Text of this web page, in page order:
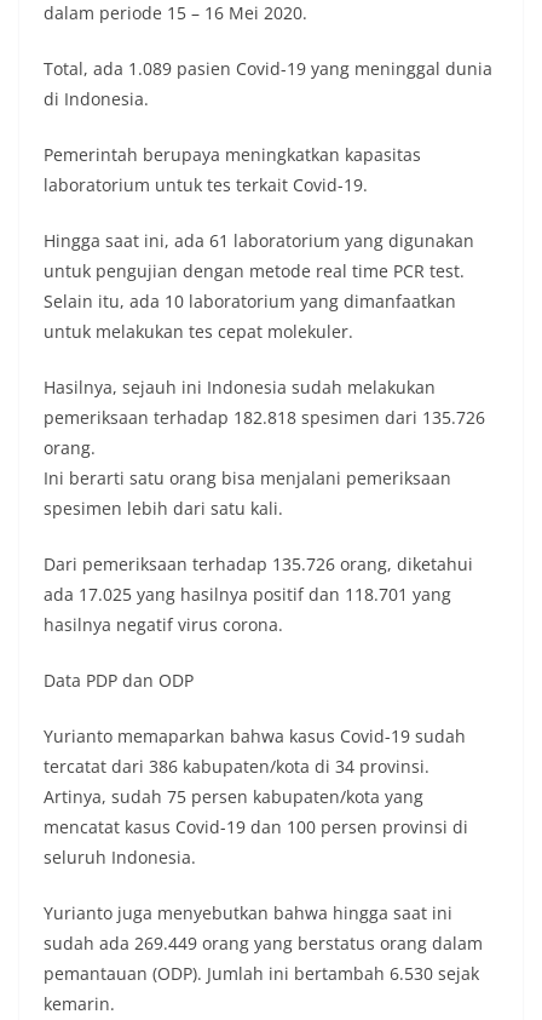
dalam periode 15 – 16 Mei 2020.
Total, ada 1.089 pasien Covid-19 yang meninggal dunia
di Indonesia.
Pemerintah berupaya meningkatkan kapasitas
laboratorium untuk tes terkait Covid-19.
Hingga saat ini, ada 61 laboratorium yang digunakan
untuk pengujian dengan metode real time PCR test.
Selain itu, ada 10 laboratorium yang dimanfaatkan
untuk melakukan tes cepat molekuler.
Hasilnya, sejauh ini Indonesia sudah melakukan
pemeriksaan terhadap 182.818 spesimen dari 135.726
orang.
Ini berarti satu orang bisa menjalani pemeriksaan
spesimen lebih dari satu kali.
Dari pemeriksaan terhadap 135.726 orang, diketahui
ada 17.025 yang hasilnya positif dan 118.701 yang
hasilnya negatif virus corona.
Data PDP dan ODP
Yurianto memaparkan bahwa kasus Covid-19 sudah
tercatat dari 386 kabupaten/kota di 34 provinsi.
Artinya, sudah 75 persen kabupaten/kota yang
mencatat kasus Covid-19 dan 100 persen provinsi di
seluruh Indonesia.
Yurianto juga menyebutkan bahwa hingga saat ini
sudah ada 269.449 orang yang berstatus orang dalam
pemantauan (ODP). Jumlah ini bertambah 6.530 sejak
kemarin.